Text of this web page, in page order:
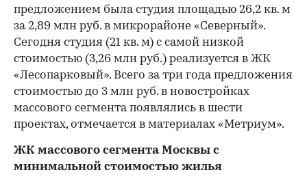
предложением была студия площадью 26,2 кв. м
за 2,89 млн руб. в микрорайоне «Северный».
Сегодня студия (21 кв. м) с самой низкой
стоимостью (3,26 млн руб.) реализуется в ЖК
«Лесопарковый». Всего за три года предложения
стоимостью до 3 млн руб. в новостройках
массового сегмента появлялись в шести
проектах, отмечается в материалах «Метриум».
ЖК массового сегмента Москвы с
минимальной стоимостью жилья